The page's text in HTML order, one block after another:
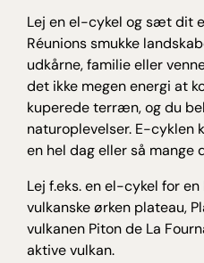
Lej en el-cykel og sæt dit
Réunions smukke
udkårne, familie eller
det ikke megen energi at
kuperede terræn, og du
naturoplevelser. E-cyklen
en hel dag eller så mange
Lej f.eks. en el-cykel for
vulkanske ørken plateau,
vulkanen Piton de La
aktive vulkan.